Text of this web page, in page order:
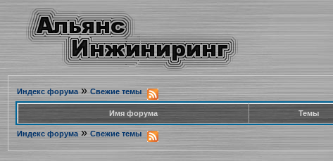
Индекс форума» Свежие темы
Имя форума Темы
Индекс форума » Свежие темы